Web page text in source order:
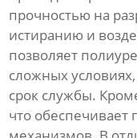
прочностью на
истиранию и
позволяет
сложных
срок службы.
что